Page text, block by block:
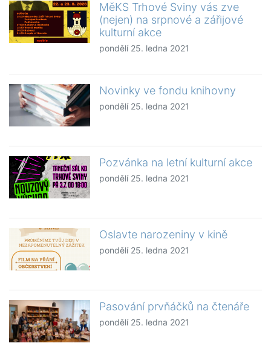
MěKS Trhové Sviny vás zve
(nejen) na srpnové a zářijové
kulturní akce
pondělí 25. ledna 2021
Novinky ve fondu knihovny
pondělí 25. ledna 2021
Pozvánka na letní kulturní akce
pondělí 25. ledna 2021
Oslavte narozeniny v kině
pondělí 25. ledna 2021
Pasování prvňáčků na čtenáře
pondělí 25. ledna 2021